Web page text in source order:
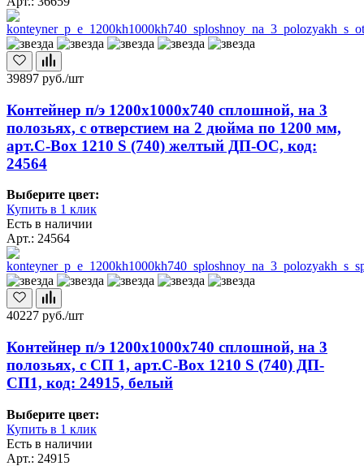
39897 руб./шт
Контейнер п/э 1200х1000х740 сплошной, на 3
полозьях, с отверстием на 2 дюйма по 1200 мм,
арт.C-Box 1210 S (740) желтый ДП-ОС, код:
24564
Выберите цвет:
Купить в 1 клик
Есть в наличии
Арт.: 24564
40227 руб./шт
Контейнер п/э 1200х1000х740 сплошной, на 3
полозьях, с СП 1, арт.C-Box 1210 S (740) ДП-
СП1, код: 24915, белый
Выберите цвет:
Купить в 1 клик
Есть в наличии
Арт.: 24915